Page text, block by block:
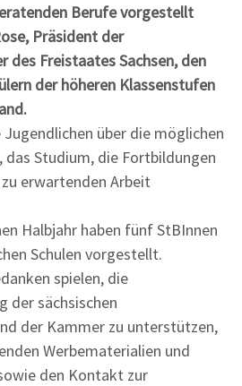
Berufe vorgestellt
Präsident der
des Freistaates Sachsen, den
der höheren Klassenstufen
über die möglichen
das Studium, die Fortbildungen
erwartenden Arbeit
Halbjahr haben fünf StBInnen
Schulen vorgestellt.
spielen, die
der sächsischen
der Kammer zu unterstützen,
Werbematerialien und
den Kontakt zur